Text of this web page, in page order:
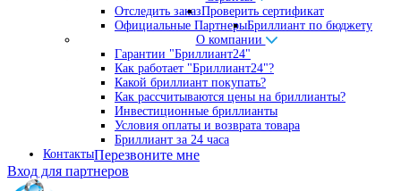
Отследить заказПроверить сертификат
Официальные ПартнерыБриллиант по бюджету
О компании
Гарантии "Бриллиант24"
Как работает "Бриллиант24"?
Какой бриллиант покупать?
Как рассчитываются цены на бриллианты?
Инвестиционные бриллианты
Условия оплаты и возврата товара
Бриллиант за 24 часа
КонтактыПерезвоните мне
Вход для партнеров